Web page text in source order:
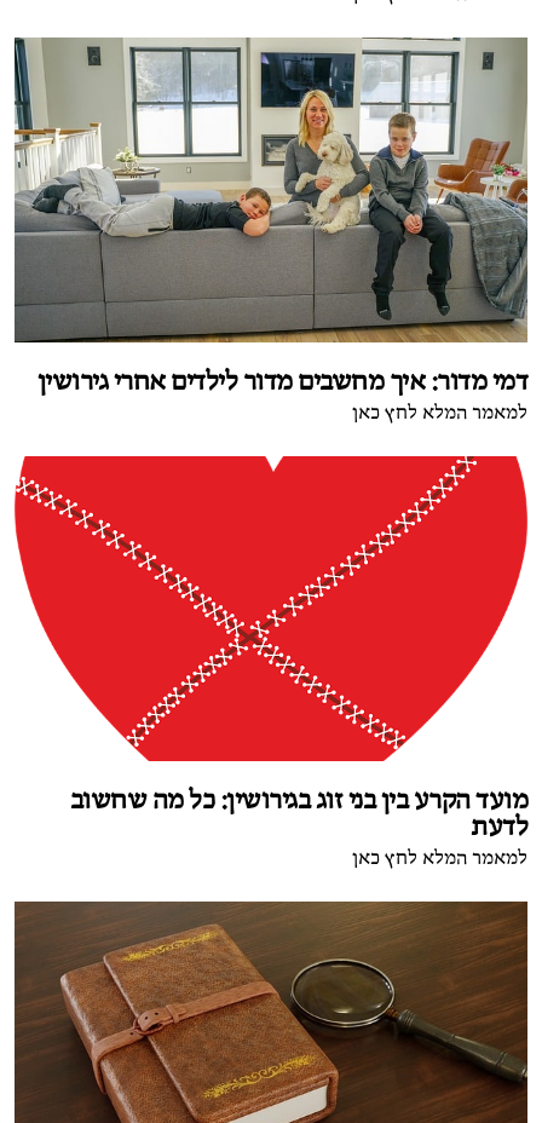
דמי מדור: איך מחשבים מדור לילדים אחרי גירושין
למאמר המלא לחץ כאן
מועד הקרע בין בני זוג בגירושין: כל מה שחשוב
לדעת
למאמר המלא לחץ כאן